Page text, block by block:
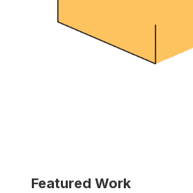
Featured Work